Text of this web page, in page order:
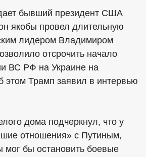
бывший президент США
якобы провел длительную
лидером Владимиром
отсрочить начало
ВС РФ на Украине на
этом Трамп заявил в интервью
дома подчеркнул, что у
отношения» с Путиным,
мог бы остановить боевые